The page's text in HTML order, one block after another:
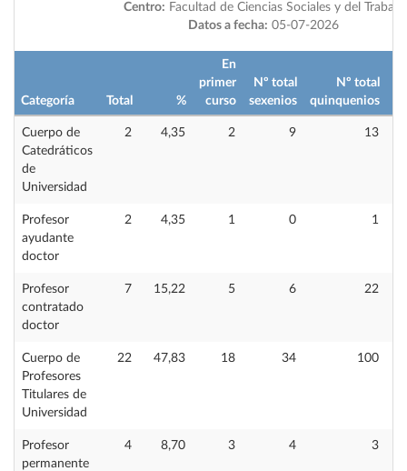
Centro: Facultad de Ciencias Sociales y del Trabajo
Datos a fecha: 05-07-2026
Categoría Total %
En
primer
curso
Nº total
sexenios
Nº total
quinquenios
Cuerpo de
Catedráticos
de
Universidad
2 4,35 2 9 13
Profesor
ayudante
doctor
2 4,35 1 0 1
Profesor
contratado
doctor
7 15,22 5 6 22
Cuerpo de
Profesores
Titulares de
Universidad
22 47,83 18 34 100
Profesor
permanente
4 8,70 3 4 3